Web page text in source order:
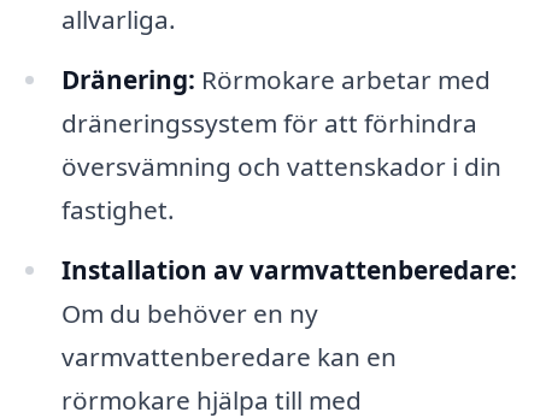
allvarliga.
Dränering: Rörmokare arbetar med
dräneringssystem för att förhindra
översvämning och vattenskador i din
fastighet.
Installation av varmvattenberedare:
Om du behöver en ny
varmvattenberedare kan en
rörmokare hjälpa till med